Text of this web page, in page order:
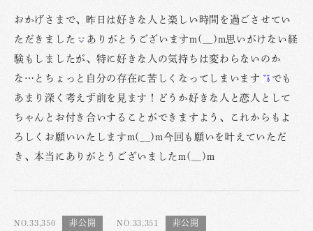
おかげさまで、昨日は好きな人と楽しい時間を過ごさせてい
ただきました
ありがとうございますm(__)m思いがけない経
験もしましたが、特に好きな人の気持ちは変わらないのか
な…とちょっと自分の存在に苦しくなってしまいます
でも
あまり深く考えず前を見ます！どうか好きな人と恋人として
ちゃんとお付き合いすることができますよう、これからもよ
ろしくお願いいたしますm(__)m今回も願いを叶えていただ
き、本当にありがとうございましたm(__)m
NO.33,350
NO.33,351